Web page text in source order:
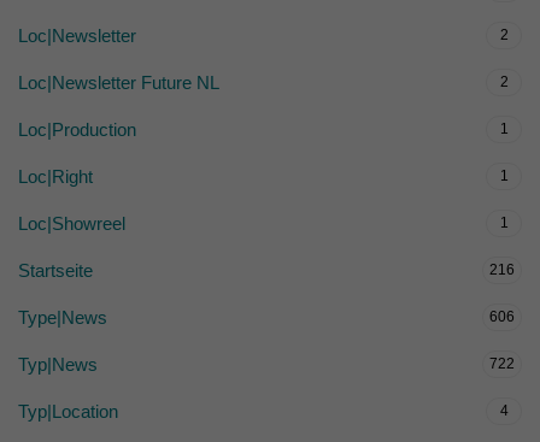
Loc|Newsletter 2
Loc|Newsletter Future NL 2
Loc|Production 1
Loc|Right 1
Loc|Showreel 1
Startseite 216
Type|News 606
Typ|News 722
Typ|Location 4